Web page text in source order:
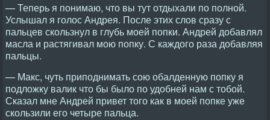
— Теперь я понимаю, что вы тут отдыхали по полной.
Услышал я голос Андрея. После этих слов сразу с
пальцев скользнул в глубь моей попки. Андрей добавлял
масла и растягивал мою попку. С каждого раза добавляя
пальцы.
— Макс, чуть приподнимать сою обалденную попку я
подложку валик что бы было по удобней нам с тобой.
Сказал мне Андрей привет того как в моей попке уже
скользили его четыре пальца.